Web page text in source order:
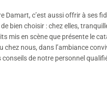
Damart, c’est aussi offrir à ses
bien choisir : chez elles,
mis en scène que présente le
chez nous, dans l’ambiance
conseils de notre personnel